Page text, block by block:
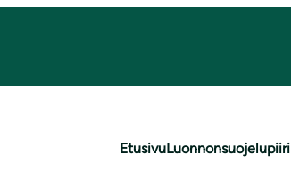
EtusivuLuonnonsuojelupiiri